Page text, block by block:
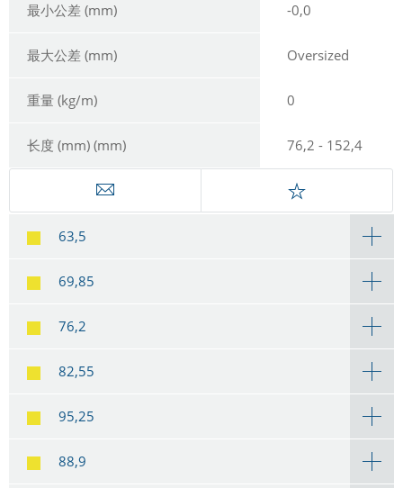
最小公差 (mm) -0,0
最大公差 (mm) Oversized
重量 (kg/m) 0
长度 (mm) (mm) 76,2 - 152,4
63,5
69,85
76,2
82,55
95,25
88,9